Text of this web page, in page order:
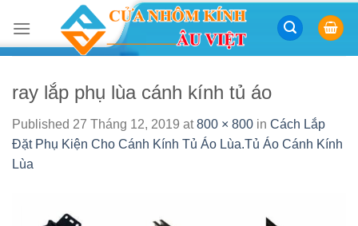
content
ray lắp phụ lùa cánh kính tủ áo
Published 27 Tháng 12, 2019 at800 × 800 in Cách Lắp
Đặt Phụ Kiện Cho Cánh Kính Tủ Áo Lùa.Tủ Áo Cánh Kính
Lùa